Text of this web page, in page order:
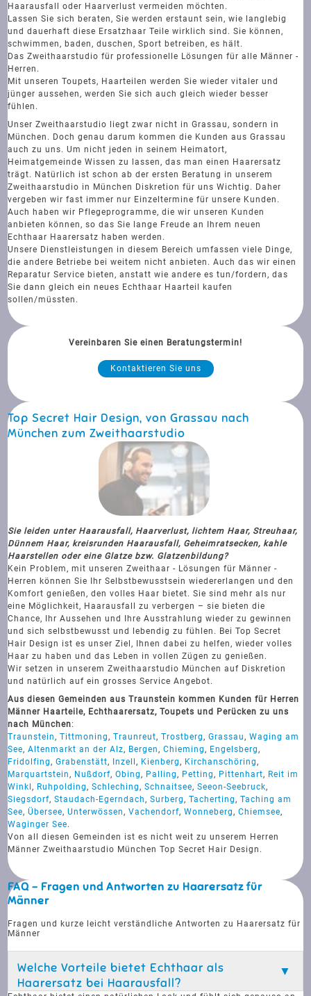
Haarausfall oder Haarverlust vermeiden möchten.
Lassen Sie sich beraten, Sie werden erstaunt sein, wie langlebig
und dauerhaft diese Ersatzhaar Teile wirklich sind. Sie können,
schwimmen, baden, duschen, Sport betreiben, es hält.
Das Zweithaarstudio für professionelle Lösungen für alle Männer -
Herren.
Mit unseren Toupets, Haarteilen werden Sie wieder vitaler und
jünger aussehen, werden Sie sich auch gleich wieder besser
fühlen.
Unser Zweithaarstudio liegt zwar nicht in Grassau, sondern in
München. Doch genau darum kommen die Kunden aus Grassau
auch zu uns. Um nicht jeden in seinem Heimatort,
Heimatgemeinde Wissen zu lassen, das man einen Haarersatz
trägt. Natürlich ist schon ab der ersten Beratung in unserem
Zweithaarstudio in München Diskretion für uns Wichtig. Daher
vergeben wir fast immer nur Einzeltermine für unsere Kunden.
Auch haben wir Pflegeprogramme, die wir unseren Kunden
anbieten können, so das Sie lange Freude an Ihrem neuen
Echthaar Haarersatz haben werden.
Unsere Dienstleistungen in diesem Bereich umfassen viele Dinge,
die andere Betriebe bei weitem nicht anbieten. Auch das wir einen
Reparatur Service bieten, anstatt wie andere es tun/fordern, das
Sie dann gleich ein neues Echthaar Haarteil kaufen
sollen/müssten.
Vereinbaren Sie einen Beratungstermin!
Kontaktieren Sie uns
Top Secret Hair Design, von Grassau nach
München zum Zweithaarstudio
Sie leiden unter Haarausfall, Haarverlust, lichtem Haar, Streuhaar,
Dünnem Haar, kreisrunden Haarausfall, Geheimratsecken, kahle
Haarstellen oder eine Glatze bzw. Glatzenbildung?
Kein Problem, mit unseren Zweithaar - Lösungen für Männer -
Herren können Sie Ihr Selbstbewusstsein wiedererlangen und den
Komfort genießen, den volles Haar bietet. Sie sind mehr als nur
eine Möglichkeit, Haarausfall zu verbergen – sie bieten die
Chance, Ihr Aussehen und Ihre Ausstrahlung wieder zu gewinnen
und sich selbstbewusst und lebendig zu fühlen. Bei Top Secret
Hair Design ist es unser Ziel, Ihnen dabei zu helfen, wieder volles
Haar zu haben und das Leben in vollen Zügen zu genießen.
Wir setzen in unserem Zweithaarstudio München auf Diskretion
und natürlich auf ein grosses Service Angebot.
Aus diesen Gemeinden aus Traunstein kommen Kunden für Herren
Männer Haarteile, Echthaarersatz, Toupets und Perücken zu uns
nach München:
Traunstein,Tittmoning,Traunreut,Trostberg,Grassau,Waging am
See,Altenmarkt an der Alz, Bergen,Chieming, Engelsberg,
Fridolfing,Grabenstätt, Inzell, Kienberg, Kirchanschöring,
Marquartstein, Nußdorf,Obing, Palling, Petting, Pittenhart, Reit im
Winkl, Ruhpolding,Schleching,Schnaitsee,Seeon-Seebruck,
Siegsdorf,Staudach-Egerndach,Surberg,Tacherting,Taching am
See,Übersee,Unterwössen,Vachendorf,Wonneberg,Chiemsee,
Waginger See.
Von all diesen Gemeinden ist es nicht weit zu unserem Herren
Männer Zweithaarstudio München Top Secret Hair Design.
FAQ - Fragen und Antworten zu Haarersatz für
Männer
Fragen und kurze leicht verständliche Antworten zu Haarersatz für
Männer
Welche Vorteile bietet Echthaar als
Haarersatz bei Haarausfall?